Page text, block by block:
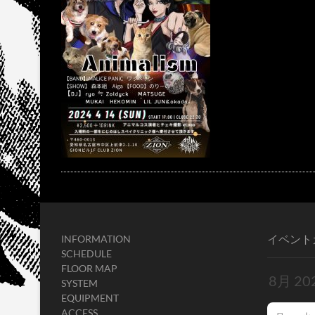
INFORMATION
SCHEDULE
FLOOR MAP
SYSTEM
EQUIPMENT
ACCESS
イベン